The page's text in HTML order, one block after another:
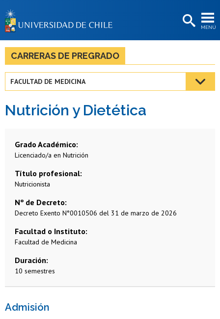
MENÚ
BIBLIOTECAS
LA UNIVERSIDAD
Estudiantes
Académicas/os
CARRERAS DE PREGRADO
FACULTAD DE MEDICINA
Nutrición y Dietética
Grado Académico
Licenciado/a en Nutrición
Título profesional
Nutricionista
Nº de Decreto
Decreto Exento N°0010506 del 31 de marzo de 2026
Facultad o Instituto
Facultad de Medicina
Duración
10 semestres
Admisión